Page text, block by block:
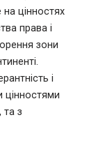
на цінностях
права і
зони
і
цінностями
та з